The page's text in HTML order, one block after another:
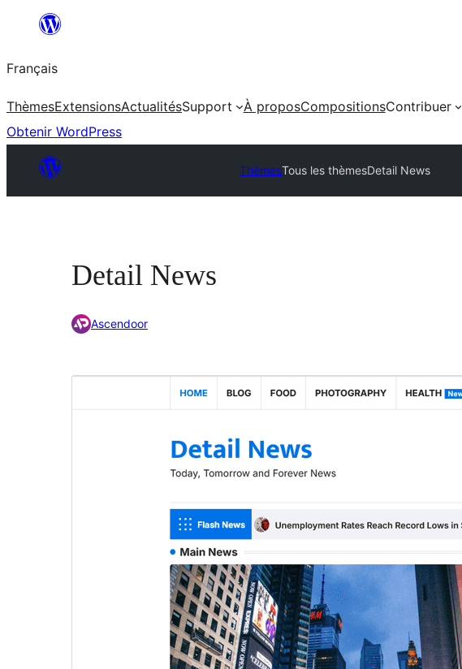
contenu
Français
ThèmesExtensionsActualitésSupport À proposCompositionsContribuer
Obtenir WordPress
ThèmesTous les thèmesDetail News
Detail News
Ascendoor